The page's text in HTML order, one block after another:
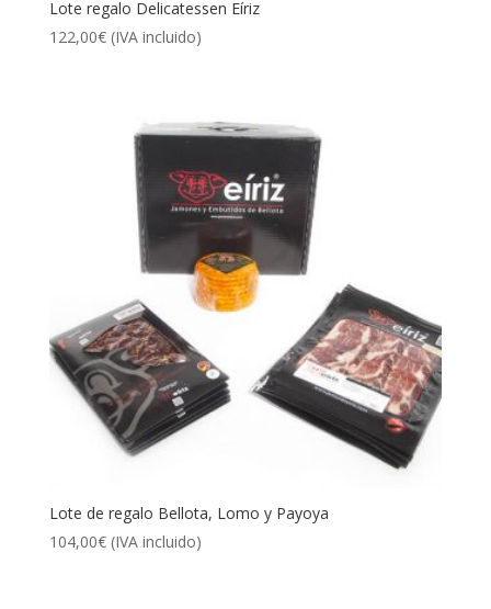
Lote regalo Delicatessen Eíriz
122,00€ (IVA incluido)
Lote de regalo Bellota, Lomo y Payoya
104,00€ (IVA incluido)